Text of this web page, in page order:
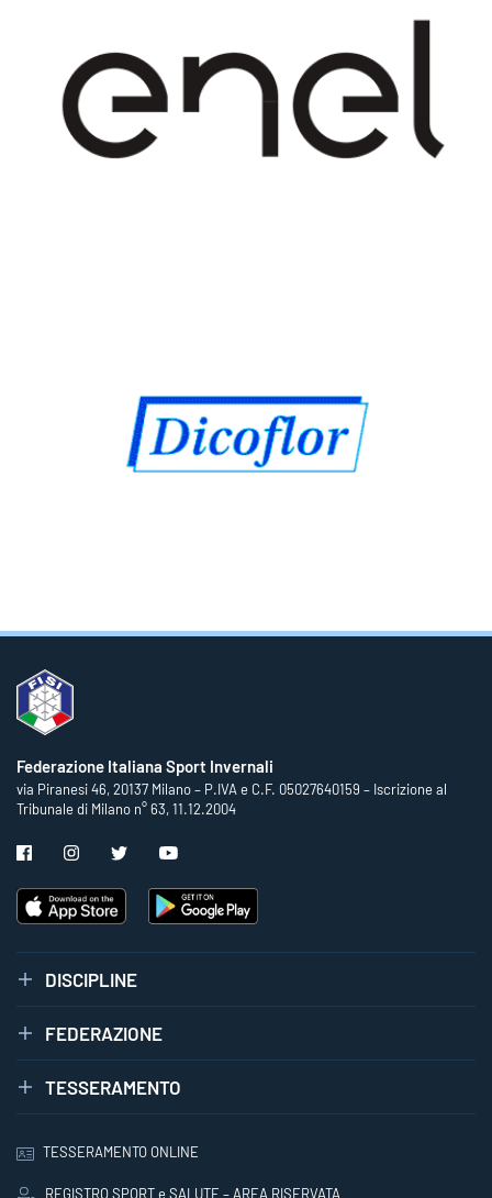
Federazione Italiana Sport Invernali
via Piranesi 46, 20137 Milano – P.IVA e C.F. 05027640159 – Iscrizione al
Tribunale di Milano n° 63, 11.12.2004
DISCIPLINE
FEDERAZIONE
TESSERAMENTO
TESSERAMENTO ONLINE
REGISTRO SPORT e SALUTE – AREA RISERVATA